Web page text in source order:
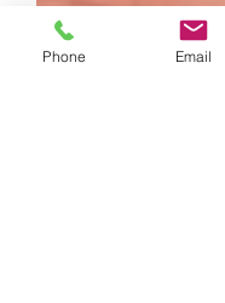
Phone Email